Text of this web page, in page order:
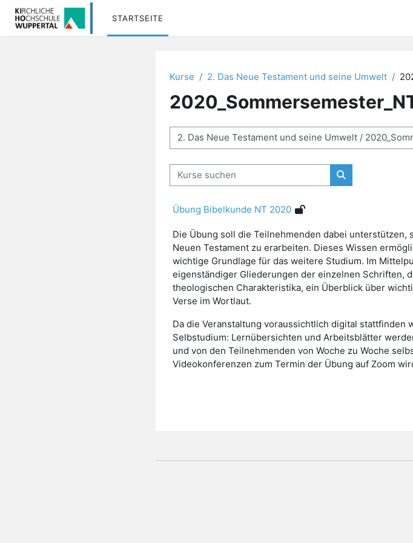
Zum Hauptinhalt
STARTSEITE
Kurse 2. Das Neue Testament und seine Umwelt
Kursbereiche
Kurse suchen
Kurse suchen
Übung Bibelkunde NT 2020
Die Übung soll die Teilnehmenden dabei
Neuen Testament zu erarbeiten. Dieses Wissen
wichtige Grundlage für das weitere Studium. Im
eigenständiger Gliederungen der einzelnen Schriften,
theologischen Charakteristika, ein Überblick über
Verse im Wortlaut.
Da die Veranstaltung voraussichtlich digital
Selbstudium: Lernübersichten und Arbeitsblätter
und von den Teilnehmenden von Woche zu Woche
Videokonferenzen zum Termin der Übung auf Zoom